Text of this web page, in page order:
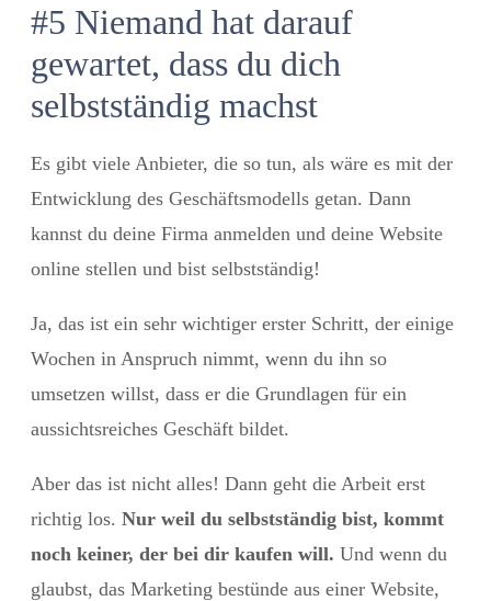
#5 Niemand hat darauf
gewartet, dass du dich
selbstständig machst
Es gibt viele Anbieter, die so tun, als wäre es mit der
Entwicklung des Geschäftsmodells getan. Dann
kannst du deine Firma anmelden und deine Website
online stellen und bist selbstständig!
Ja, das ist ein sehr wichtiger erster Schritt, der einige
Wochen in Anspruch nimmt, wenn du ihn so
umsetzen willst, dass er die Grundlagen für ein
aussichtsreiches Geschäft bildet.
Aber das ist nicht alles! Dann geht die Arbeit erst
richtig los. Nur weil du selbstständig bist, kommt
noch keiner, der bei dir kaufen will. Und wenn du
glaubst, das Marketing bestünde aus einer Website,